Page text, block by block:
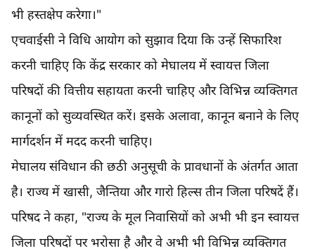
भी हस्तक्षेप करेगा।"
एचवाईसी ने विधि आयोग को सुझाव दिया कि उन्हें सिफारिश
करनी चाहिए कि केंद्र सरकार को मेघालय में स्वायत्त जिला
परिषदों की वित्तीय सहायता करनी चाहिए और विभिन्न व्यक्तिगत
कानूनों को सुव्यवस्थित करें। इसके अलावा, कानून बनाने के लिए
मार्गदर्शन में मदद करनी चाहिए।
मेघालय संविधान की छठी अनुसूची के प्रावधानों के अंतर्गत आता
है। राज्य में खासी, जैन्तिया और गारो हिल्स तीन जिला परिषदें हैं।
परिषद ने कहा, "राज्य के मूल निवासियों को अभी भी इन स्वायत्त
जिला परिषदों पर भरोसा है और वे अभी भी विभिन्न व्यक्तिगत